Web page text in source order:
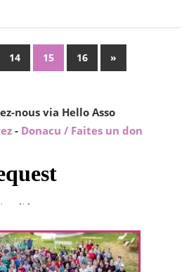
14 15 16
Next
Posts
»
nous via Hello Asso
- Donacu / Faites un don